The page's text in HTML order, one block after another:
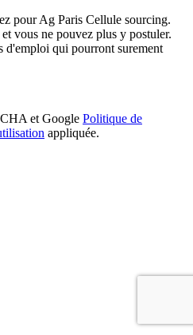
pour Ag Paris Cellule sourcing.
vous ne pouvez plus y postuler.
d'emploi qui pourront surement
et Google Politique de
appliquée.